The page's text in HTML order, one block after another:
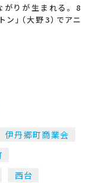
がりが生まれる。 8
ン」（大野3）でアニ
伊丹郷町商業会
西台